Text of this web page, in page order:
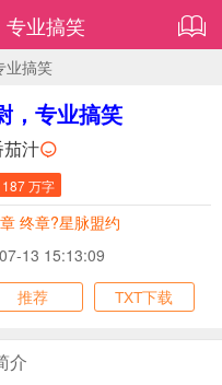
业搞笑
业搞笑
，专业搞笑
汁
187 万字
终章?星脉盟约
13 15:13:09
推荐 TXT下载
介